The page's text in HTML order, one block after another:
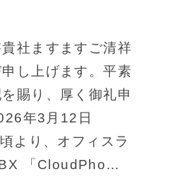
社ますますご清祥
し上げます。平素
賜り、厚く御礼申
年3月12日
より、オフィスラ
「CloudPho…